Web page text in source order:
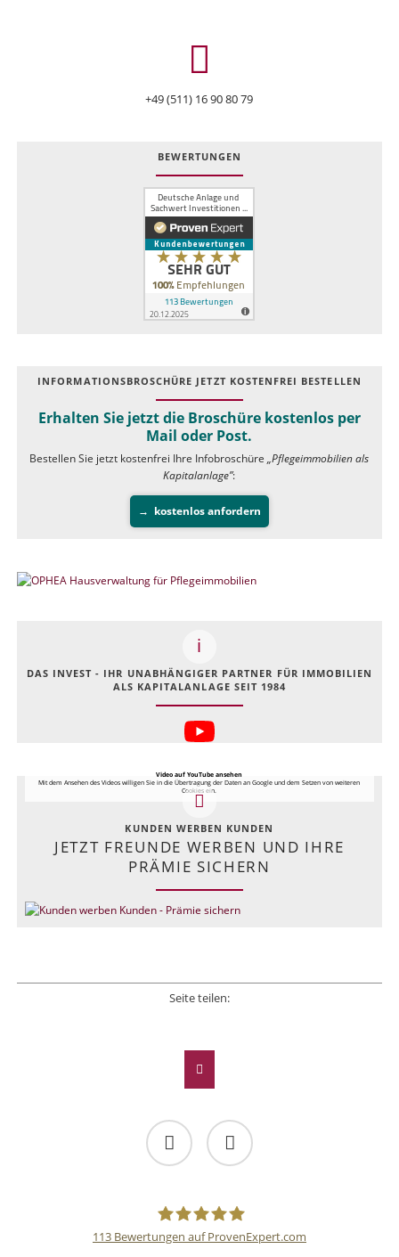
+49 (511) 16 90 80 79
BEWERTUNGEN
INFOR­MATIONS­BROSCHÜRE JETZT KOSTEN­FREI BESTELLEN
Erhalten Sie jetzt die Broschüre kostenlos per
Mail oder Post.
Bestellen Sie jetzt kostenfrei Ihre Infobroschüre„Pflegeimmobilien als
Kapitalanlage”:
kostenlos anfordern
DAS INVEST - IHR UNABHÄNGIGER PARTNER FÜR IMMOBILIEN
ALS KAPITALANLAGE SEIT 1984
Video auf YouTube ansehen
Mit dem Ansehen des Videos willigen Sie in die Übertragung der Daten an Google und dem Setzen von weiteren
Cookies ein.
KUNDEN WERBEN KUNDEN
JETZT FREUNDE WERBEN UND IHRE
PRÄMIE SICHERN
Seite teilen:
113 Bewertungen auf ProvenExpert.com